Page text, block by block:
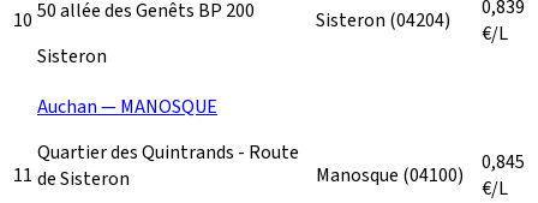
10 50 allée des Genêts BP 200
Sisteron
Sisteron (04204)
0,839
€/L
11
Auchan — MANOSQUE
Quartier des Quintrands - Route
de Sisteron
Manosque (04100)
0,845
€/L